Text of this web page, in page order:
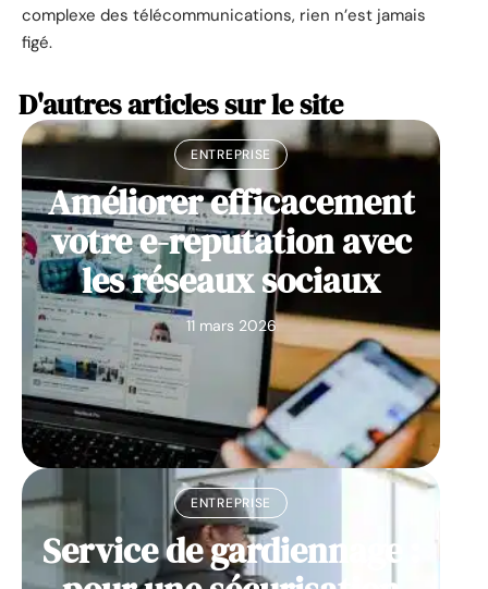
complexe des télécommunications, rien n’est jamais
figé.
D'autres articles sur le site
ENTREPRISE
Améliorer efficacement
votre e-reputation avec
les réseaux sociaux
11 mars 2026
ENTREPRISE
Service de gardiennage :